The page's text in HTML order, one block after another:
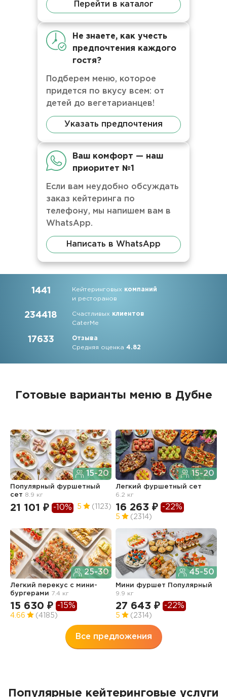
Перейти в каталог
Не знаете, как учесть
предпочтения каждого
гостя?
Подберем меню, которое
придется по вкусу всем: от
детей до вегетарианцев!
Указать предпочтения
Ваш комфорт — наш
приоритет №1
Если вам неудобно обсуждать
заказ кейтеринга по
телефону, мы напишем вам в
WhatsApp.
Написать в WhatsApp
1441 Кейтеринговых компаний
и ресторанов
234418 Счастливых клиентов
CaterMe
17633
Отзыва
Средняя оценка4.82
Готовые варианты меню в Дубне
15-20
Популярный фуршетный
сет 8.9 кг
21 101 ₽ -10% 5 (1123)
15-20
Легкий фуршетный сет
6.2 кг
16 263 ₽ -22%
5 (2314)
25-30
Легкий перекус c мини-
бургерами 7.4 кг
15 630 ₽ -15%
4.66 (4185)
45-50
Мини фуршет Популярный
9.9 кг
27 643 ₽ -22%
5 (2314)
Все предложения
Популярные кейтеринговые услуги